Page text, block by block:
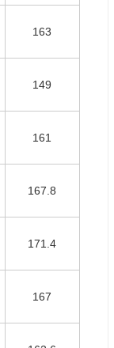
163
149
161
167.8
171.4
167